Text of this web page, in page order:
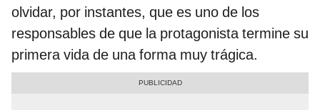
olvidar, por instantes, que es uno de los
responsables de que la protagonista termine su
primera vida de una forma muy trágica.